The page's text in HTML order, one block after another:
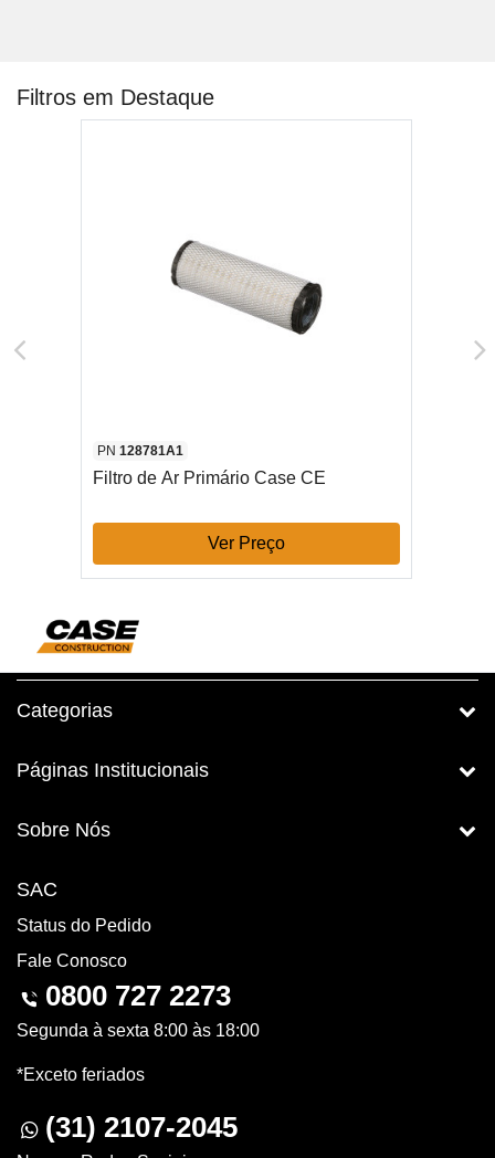
Filtros em Destaque
PN 128781A1
Filtro de Ar Primário Case CE
Ver Preço
Categorias
Páginas Institucionais
Sobre Nós
SAC
Status do Pedido
Fale Conosco
0800 727 2273
Segunda à sexta 8:00 às 18:00
*Exceto feriados
(31) 2107-2045